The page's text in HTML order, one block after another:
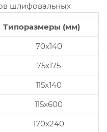
шлифовальных
Типоразмеры (мм)
70x140
75x175
115x140
115x600
170x240